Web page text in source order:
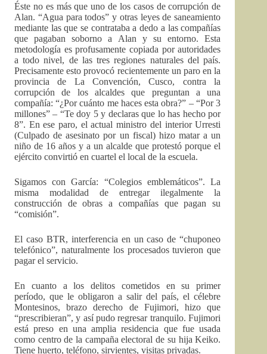
Éste no es más que uno de los casos de corrupción de
Alan. “Agua para todos” y otras leyes de saneamiento
mediante las que se contrataba a dedo a las compañías
que pagaban soborno a Alan y su entorno. Esta
metodología es profusamente copiada por autoridades
a todo nivel, de las tres regiones naturales del país.
Precisamente esto provocó recientemente un paro en la
provincia de La Convención, Cusco, contra la
corrupción de los alcaldes que preguntan a una
compañía: “¿Por cuánto me haces esta obra?” – “Por 3
millones” – “Te doy 5 y declaras que lo has hecho por
8”. En ese paro, el actual ministro del interior Urresti
(Culpado de asesinato por un fiscal) hizo matar a un
niño de 16 años y a un alcalde que protestó porque el
ejército convirtió en cuartel el local de la escuela.
Sigamos con García: “Colegios emblemáticos”. La
misma modalidad de entregar ilegalmente la
construcción de obras a compañías que pagan su
“comisión”.
El caso BTR, interferencia en un caso de “chuponeo
telefónico”, naturalmente los procesados tuvieron que
pagar el servicio.
En cuanto a los delitos cometidos en su primer
período, que le obligaron a salir del país, el célebre
Montesinos, brazo derecho de Fujimori, hizo que
“prescribieran”, y así pudo regresar tranquilo. Fujimori
está preso en una amplia residencia que fue usada
como centro de la campaña electoral de su hija Keiko.
Tiene huerto, teléfono, sirvientes, visitas privadas.